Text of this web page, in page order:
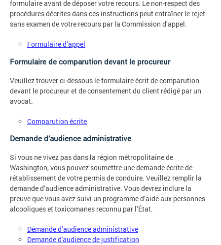
formulaire avant de déposer votre recours. Le non-respect des
procédures décrites dans ces instructions peut entraîner le rejet
sans examen de votre recours par la Commission d’appel.
Formulaire d’appel
Formulaire de comparution devant le procureur
Veuillez trouver ci-dessous le formulaire écrit de comparution
devant le procureur et de consentement du client rédigé par un
avocat.
Comparution écrite
Demande d’audience administrative
Si vous ne vivez pas dans la région métropolitaine de
Washington, vous pouvez soumettre une demande écrite de
rétablissement de votre permis de conduire. Veuillez remplir la
demande d’audience administrative. Vous devrez inclure la
preuve que vous avez suivi un programme d’aide aux personnes
alcooliques et toxicomanes reconnu par l’État.
Demande d’audience administrative
Demande d'audience de justification